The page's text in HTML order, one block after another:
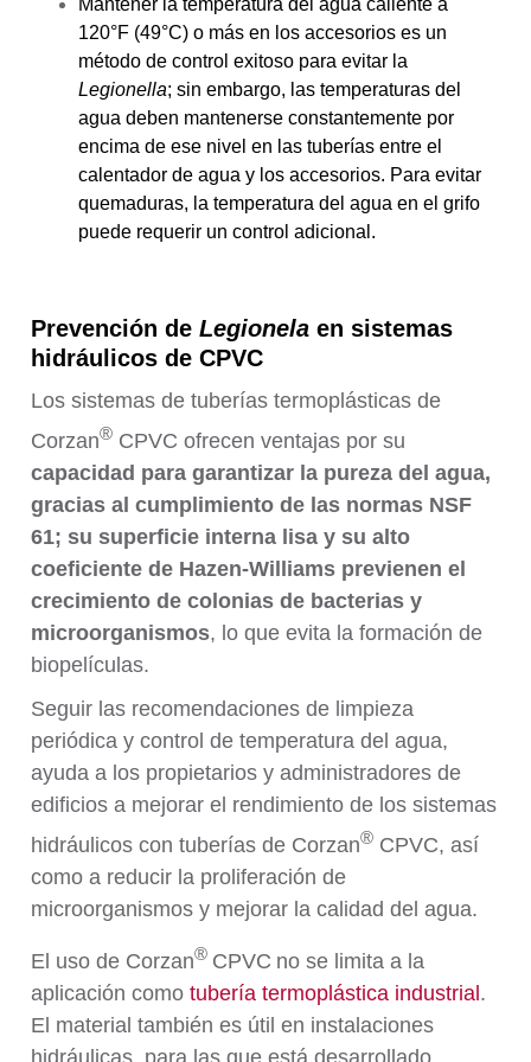
Mantener la temperatura del agua caliente a
120°F (49°C) o más en los accesorios es un
método de control exitoso para evitar la
Legionella; sin embargo, las temperaturas del
agua deben mantenerse constantemente por
encima de ese nivel en las tuberías entre el
calentador de agua y los accesorios. Para evitar
quemaduras, la temperatura del agua en el grifo
puede requerir un control adicional.
Prevención de Legionelaen sistemas
hidráulicos de CPVC
Los sistemas de tuberías termoplásticas de
Corzan®CPVC ofrecen ventajas por su
capacidad para garantizar la pureza del agua,
gracias al cumplimiento de las normas NSF
61; su superficie interna lisa y su alto
coeficiente de Hazen-Williams previenen el
crecimiento de colonias de bacterias y
microorganismos, lo que evita la formación de
biopelículas.
Seguir las recomendaciones de limpieza
periódica y control de temperatura del agua,
ayuda a los propietarios y administradores de
edificios a mejorar el rendimiento de los sistemas
hidráulicos con tuberías de Corzan®CPVC, así
como a reducir la proliferación de
microorganismos y mejorar la calidad del agua.
El uso de Corzan® CPVC no se limita a la
aplicación como tubería termoplástica industrial .
El material también es útil en instalaciones